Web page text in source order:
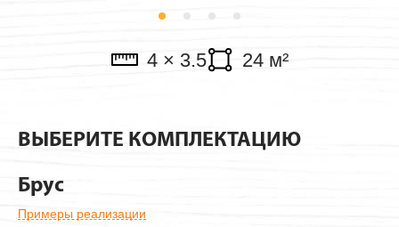
4 × 3.5 24 м²
ВЫБЕРИТЕ КОМПЛЕКТАЦИЮ
Брус
Примеры реализации